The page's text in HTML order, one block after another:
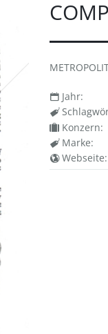
Jahr:
Konzern:
Marke:
Webseite: